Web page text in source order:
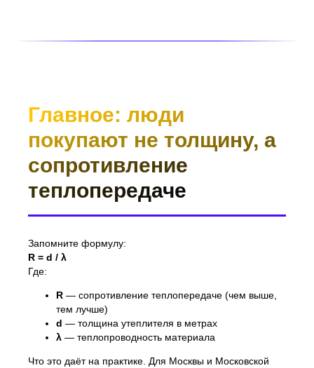
Главное: люди
покупают не толщину, а
сопротивление
теплопередаче
Запомните формулу:
R = d / λ
Где:
R — сопротивление теплопередаче (чем выше,
тем лучше)
d — толщина утеплителя в метрах
λ — теплопроводность материала
Что это даёт на практике. Для Москвы и Московской